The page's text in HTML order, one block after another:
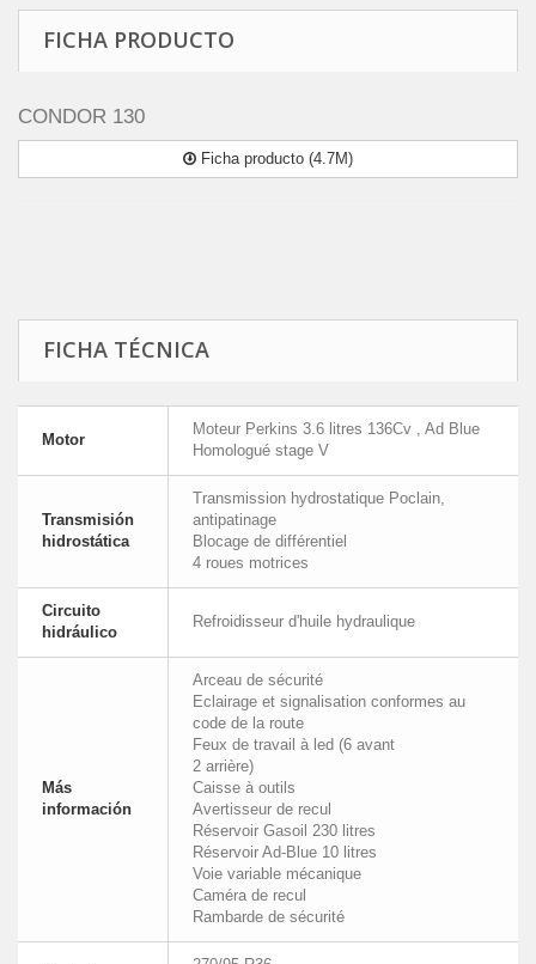
FICHA PRODUCTO
CONDOR 130
Ficha producto (4.7M)
FICHA TÉCNICA
Motor
Moteur Perkins 3.6 litres 136Cv , Ad Blue
Homologué stage V
Transmisión
hidrostática
Transmission hydrostatique Poclain,
antipatinage
Blocage de différentiel
4 roues motrices
Circuito
hidráulico
Refroidisseur d'huile hydraulique
Más
información
Arceau de sécurité
Eclairage et signalisation conformes au
code de la route
Feux de travail à led (6 avant
2 arrière)
Caisse à outils
Avertisseur de recul
Réservoir Gasoil 230 litres
Réservoir Ad-Blue 10 litres
Voie variable mécanique
Caméra de recul
Rambarde de sécurité